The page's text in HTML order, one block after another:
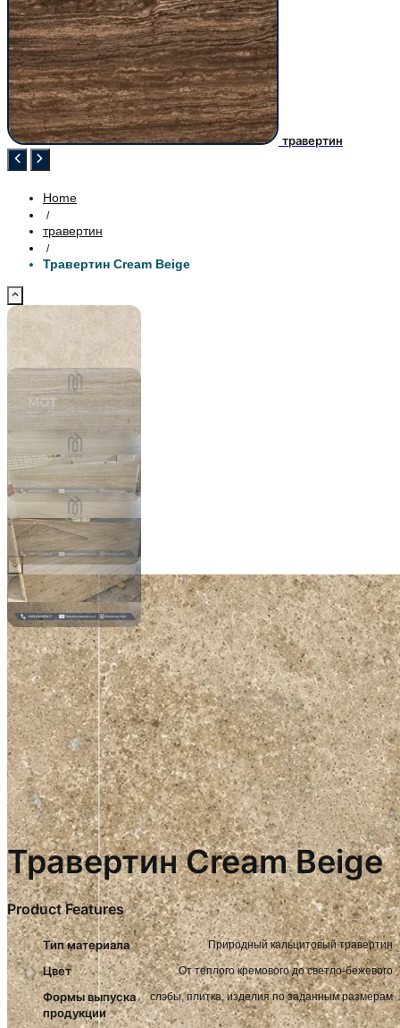
травертин
Home
/
травертин
/
Травертин Cream Beige
Травертин Cream Beige
Product Features
Тип материала Природный кальцитовый травертин
Цвет От теплого кремового до светло-бежевого
Формы выпуска
продукции
слэбы, плитка, изделия по заданным размерам